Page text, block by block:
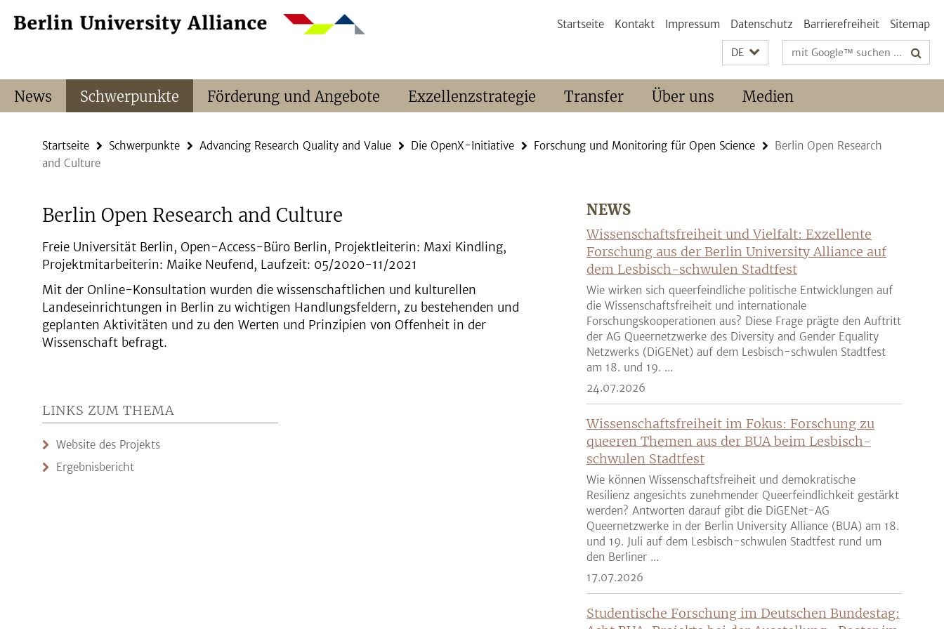
direkt
Service-
Startseite Kontakt Impressum Datenschutz Barrierefreiheit Sitemap
DE Suchbegriffe
News Schwerpunkte Förderung und Angebote Exzellenzstrategie Transfer Über uns Medien
Startseite Schwerpunkte Advancing Research Quality and Value Die OpenX-Initiative Forschung und Monitoring für Open Science
Berlin Open Research
and Culture
Berlin Open Research and Culture
Freie Universität Berlin, Open-Access-Büro Berlin, Projektleiterin: Maxi Kindling,
Projektmitarbeiterin: Maike Neufend, Laufzeit: 05/2020-11/2021
Mit der Online-Konsultation wurden die wissenschaftlichen und kulturellen
Landeseinrichtungen in Berlin zu wichtigen Handlungsfeldern, zu bestehenden und
geplanten Aktivitäten und zu den Werten und Prinzipien von Offenheit in der
Wissenschaft befragt.
LINKS ZUM THEMA
Website des Projekts
Ergebnisbericht
NEWS
Wissenschaftsfreiheit und Vielfalt: Exzellente
Forschung aus der Berlin University Alliance auf
dem Lesbisch-schwulen Stadtfest
Wie wirken sich queerfeindliche politische Entwicklungen auf
die Wissenschaftsfreiheit und internationale
Forschungskooperationen aus? Diese Frage prägte den Auftritt
der AG Queernetzwerke des Diversity and Gender Equality
Netzwerks (DiGENet) auf dem Lesbisch-schwulen Stadtfest
am 18. und 19. ...
24.07.2026
Wissenschaftsfreiheit im Fokus: Forschung zu
queeren Themen aus der BUA beim Lesbisch-
schwulen Stadtfest
Wie können Wissenschaftsfreiheit und demokratische
Resilienz angesichts zunehmender Queerfeindlichkeit gestärkt
werden? Antworten darauf gibt die DiGENet-AG
Queernetzwerke in der Berlin University Alliance (BUA) am 18.
und 19. Juli auf dem Lesbisch-schwulen Stadtfest rund um
den Berliner ...
17.07.2026
Studentische Forschung im Deutschen Bundestag: